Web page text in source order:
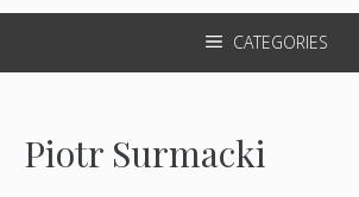
CATEGORIES
Piotr Surmacki